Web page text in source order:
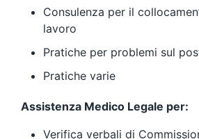
Consulenza per il
lavoro
Pratiche per problemi sul
Pratiche varie
Assistenza Medico Legale per:
Verifica verbali di